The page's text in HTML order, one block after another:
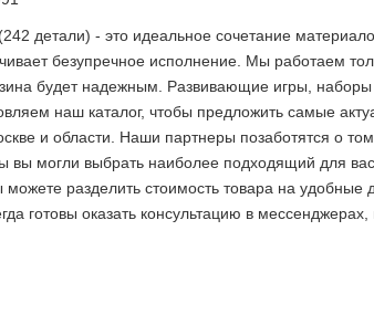
детали) - это идеальное сочетание
безупречное исполнение. Мы работаем
будет надежным. Развивающие игры,
наш каталог, чтобы предложить самые
и области. Наши партнеры позаботятся о
могли выбрать наиболее подходящий для
разделить стоимость товара на удобные
готовы оказать консультацию в
2 недели